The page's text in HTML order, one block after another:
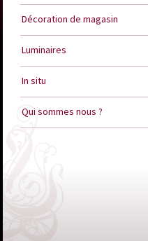
Décoration de magasin
Luminaires
In situ
Qui sommes nous ?